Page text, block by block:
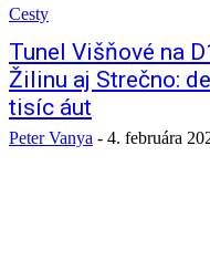
Cesty
Tunel Višňové na
Žilinu aj Strečno:
tisíc áut
Peter Vanya - 4. februára